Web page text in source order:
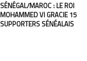
SÉNÉGAL/MAROC : LE ROI
MOHAMMED VI GRACIE 15
SUPPORTERS SÉNÉALAIS